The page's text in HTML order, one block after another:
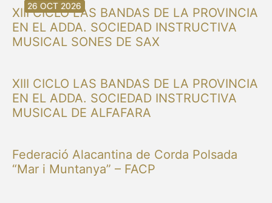
XIII CICLO LAS BANDAS DE LA PROVINCIA
EN EL ADDA. SOCIEDAD INSTRUCTIVA
MUSICAL SONES DE SAX
30 AGO 2026
XIII CICLO LAS BANDAS DE LA PROVINCIA
EN EL ADDA. SOCIEDAD INSTRUCTIVA
MUSICAL DE ALFAFARA
30 AGO 2026
Federació Alacantina de Corda Polsada
“Mar i Muntanya” – FACP
13 SEP 2026
20 SEP 2026
20 SEP 2026
26 SEP 2026
03 OCT 2026
16 OCT 2026
26 OCT 2026